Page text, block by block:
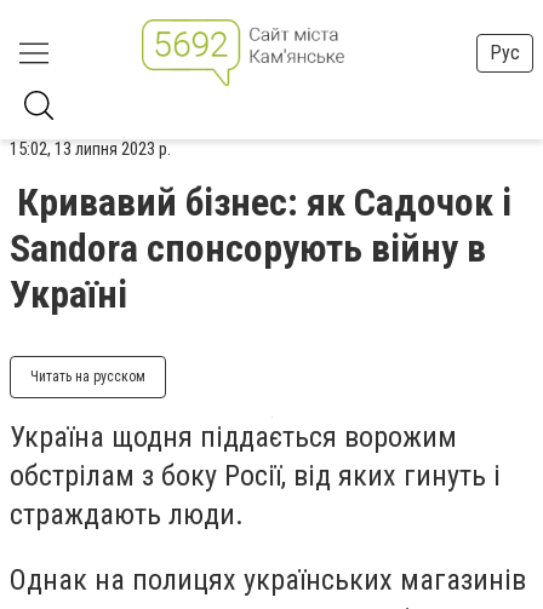
Рус
15:02, 13 липня 2023 р.
Кривавий бізнес: як Садочок і
Sandora спонсорують війну в
Україні
Читать на русском
Україна щодня піддається ворожим
обстрілам з боку Росії, від яких гинуть і
страждають люди.
Однак на полицях українських магазинів